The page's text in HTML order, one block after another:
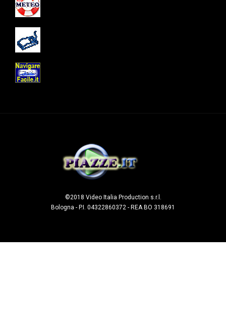
©2018 Video Italia Production s.r.l.
Bologna - P.I. 04322860372 - REA BO 318691